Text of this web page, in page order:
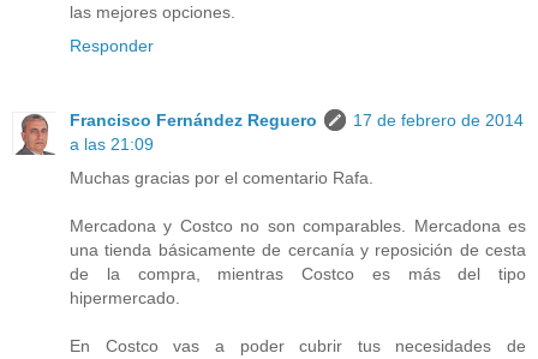
las mejores opciones.
Responder
Francisco Fernández Reguero
17 de febrero de 2014
a las 21:09
Muchas gracias por el comentario Rafa.
Mercadona y Costco no son comparables. Mercadona es
una tienda básicamente de cercanía y reposición de cesta
de la compra, mientras Costco es más del tipo
hipermercado.
En Costco vas a poder cubrir tus necesidades de